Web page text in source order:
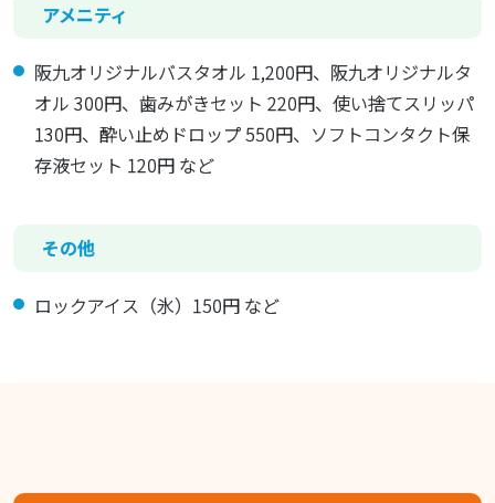
アメニティ
阪九オリジナルバスタオル 1,200円、阪九オリジナルタ
オル 300円、歯みがきセット 220円、使い捨てスリッパ
130円、酔い止めドロップ 550円、ソフトコンタクト保
存液セット 120円 など
その他
ロックアイス（氷）150円 など